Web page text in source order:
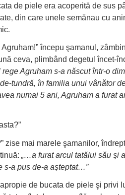
de piele era acoperită de sus
din care unele semănau cu
Agruham!” începu şamanul,
ceva, plimbând degetul încet-
rege Agruham s-a născut într-o
tundră, în familia unui vânător
numai 5 ani, Agruham a furat
zise mai marele şamanilor,
„…a furat arcul tatălui său şi
s-a pus de-a aşteptat…”
de bucata de piele şi privi